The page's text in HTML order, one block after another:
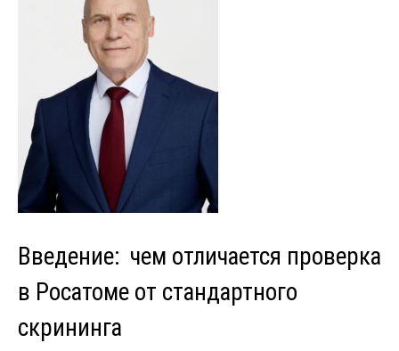
Введение: чем отличается проверка
в Росатоме от стандартного
скрининга